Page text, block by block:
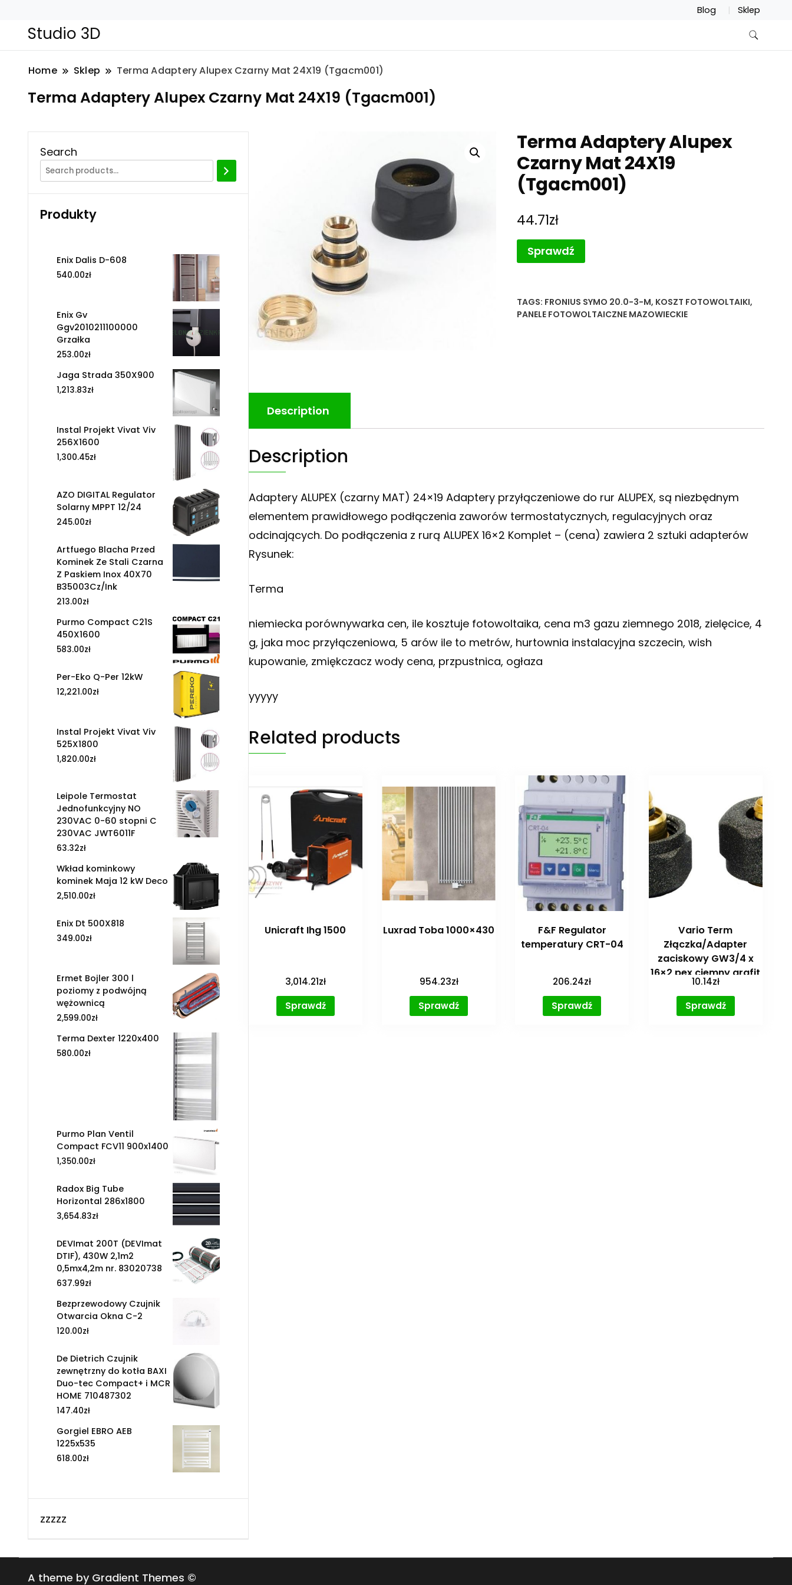
Blog Sklep
Studio 3D
Home Sklep Terma Adaptery Alupex Czarny Mat 24X19 (Tgacm001)
Terma Adaptery Alupex Czarny Mat 24X19 (Tgacm001)
Terma Adaptery Alupex
Czarny Mat 24X19
(Tgacm001)
44.71zł
Sprawdź
TAGS: FRONIUS SYMO 20.0-3-M, KOSZT FOTOWOLTAIKI,
PANELE FOTOWOLTAICZNE MAZOWIECKIE
Description
Description
Adaptery ALUPEX (czarny MAT) 24×19 Adaptery przyłączeniowe do rur ALUPEX, są niezbędnym
elementem prawidłowego podłączenia zaworów termostatycznych, regulacyjnych oraz
odcinających. Do podłączenia z rurą ALUPEX 16×2 Komplet – (cena) zawiera 2 sztuki adapterów
Rysunek:
Terma
niemiecka porównywarka cen, ile kosztuje fotowoltaika, cena m3 gazu ziemnego 2018, zielęcice, 4
g, jaka moc przyłączeniowa, 5 arów ile to metrów, hurtownia instalacyjna szczecin, wish
kupowanie, zmiękczacz wody cena, przpustnica, ogłaza
yyyyy
Related products
Unicraft Ihg 1500
3,014.21zł
Sprawdź
Luxrad Toba 1000×430
954.23zł
Sprawdź
F&F Regulator
temperatury CRT-04
206.24zł
Sprawdź
Vario Term
Złączka/Adapter
zaciskowy GW3/4 x
16×2 pex ciemny grafit
C33 ZZ16X215
10.14zł
Sprawdź
Search
Produkty
Enix Dalis D-608
540.00zł
Enix Gv
Ggv2010211100000
Grzałka
253.00zł
Jaga Strada 350X900
1,213.83zł
Instal Projekt Vivat Viv
256X1600
1,300.45zł
AZO DIGITAL Regulator
Solarny MPPT 12/24
245.00zł
Artfuego Blacha Przed
Kominek Ze Stali Czarna
Z Paskiem Inox 40X70
B35003Cz/Ink
213.00zł
Purmo Compact C21S
450X1600
583.00zł
Per-Eko Q-Per 12kW
12,221.00zł
Instal Projekt Vivat Viv
525X1800
1,820.00zł
Leipole Termostat
Jednofunkcyjny NO
230VAC 0-60 stopni C
230VAC JWT6011F
63.32zł
Wkład kominkowy
kominek Maja 12 kW Deco
2,510.00zł
Enix Dt 500X818
349.00zł
Ermet Bojler 300 l
poziomy z podwójną
wężownicą
2,599.00zł
Terma Dexter 1220x400
580.00zł
Purmo Plan Ventil
Compact FCV11 900x1400
1,350.00zł
Radox Big Tube
Horizontal 286x1800
3,654.83zł
DEVImat 200T (DEVImat
DTIF), 430W 2,1m2
0,5mx4,2m nr. 83020738
637.99zł
Bezprzewodowy Czujnik
Otwarcia Okna C-2
120.00zł
De Dietrich Czujnik
zewnętrzny do kotła BAXI
Duo-tec Compact+ i MCR
HOME 710487302
147.40zł
Gorgiel EBRO AEB
1225x535
618.00zł
zzzzz
A theme by Gradient Themes ©